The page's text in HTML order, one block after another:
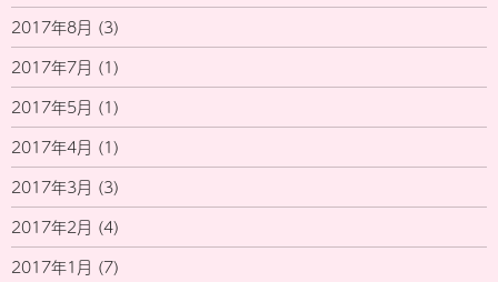
2017年8月 (3)
2017年7月 (1)
2017年5月 (1)
2017年4月 (1)
2017年3月 (3)
2017年2月 (4)
2017年1月 (7)